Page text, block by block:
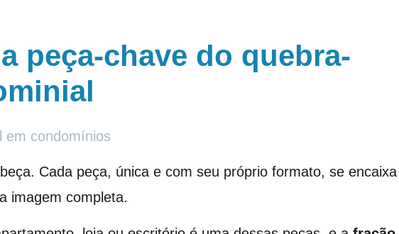
peça-chave do quebra-
em condomínios
Cada peça, única e com seu próprio formato, se encaixa
imagem completa.